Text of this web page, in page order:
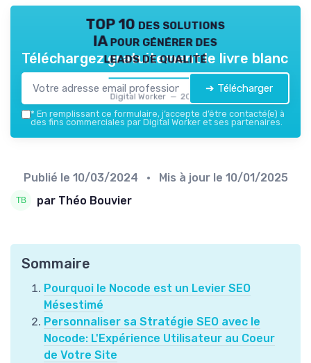
TOP 10 des solutions
IA pour générer des
leads de qualité
Digital Worker — 2026
Téléchargez gratuitement le livre blanc
➔ Télécharger
* En remplissant ce formulaire, j’accepte d’être contacté(e) à
des fins commerciales par Digital Worker et ses partenaires.
Publié le 10/03/2024 • Mis à jour le 10/01/2025
par Théo Bouvier
Sommaire
Pourquoi le Nocode est un Levier SEO
Mésestimé
Personnaliser sa Stratégie SEO avec le
Nocode: L'Expérience Utilisateur au Coeur
de Votre Site